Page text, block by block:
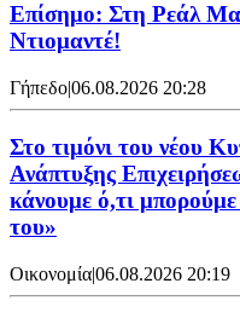
Επίσημο: Στη Ρεάλ
Ντιομαντέ!
Γήπεδο|06.08.2026 20:28
Στο τιμόνι του νέου
Ανάπτυξης
κάνουμε ό,τι μπορούμε
του»
Οικονομία|06.08.2026 20:19